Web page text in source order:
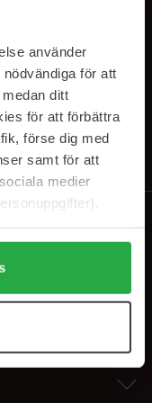
använder
för att
ditt
för att förbättra
förse dig med
samt för att
medier
accepterar du
kan anpassa
som helst återkalla
.